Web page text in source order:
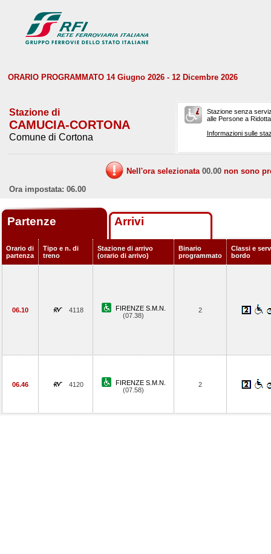
ORARIO PROGRAMMATO 14 Giugno 2026 - 12 Dicembre 2026
Stazione di
CAMUCIA-CORTONA
Comune di Cortona
Stazione senza
alle Persone a
Informazioni sulle
Nell'ora selezionata 00.00 non sono
Ora impostata: 06.00
Partenze Arrivi
Orario di
partenza
Tipo e n. di
treno
Stazione di arrivo
(orario di arrivo)
Binario
programmato
Classi e
bordo
06.10 4118
FIRENZE S.M.N.
(07.38)
2
06.46 4120
FIRENZE S.M.N.
(07.58)
2